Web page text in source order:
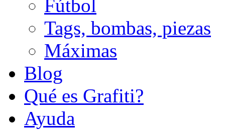
Fútbol
Tags, bombas, piezas
Máximas
Blog
Qué es Grafiti?
Ayuda